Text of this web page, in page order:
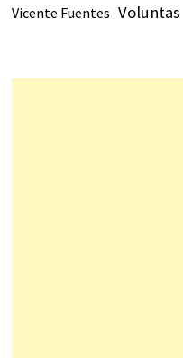
Vicente Fuentes Voluntas